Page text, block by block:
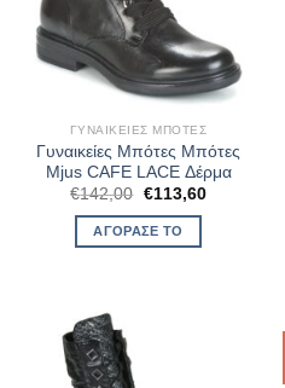
ΓΥΝΑΙΚΕΊΕΣ ΜΠΌΤΕΣ
Γυναικείες Μπότες Μπότες
Mjus CAFE LACE Δέρμα
€142,00 Original
was:
€142,00.
€113,60Η
ΑΓΌΡΑΣΈ ΤΟ